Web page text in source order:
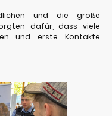
und die große
dafür, dass viele
und erste Kontakte